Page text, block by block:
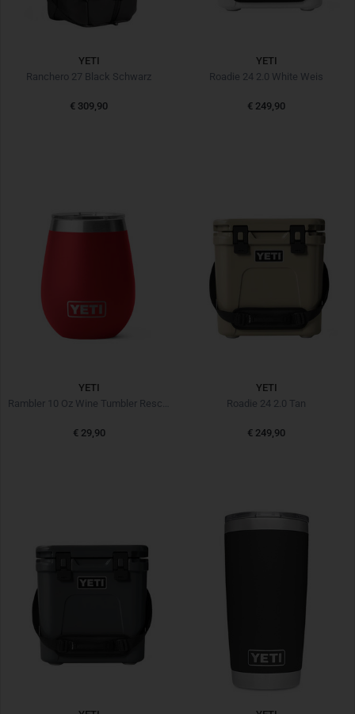
YETI
Ranchero 27 Black Schwarz
€ 309,90
YETI
Roadie 24 2.0 White Weis
€ 249,90
YETI
€ 29,90
YETI
Roadie 24 2.0 Tan
€ 249,90